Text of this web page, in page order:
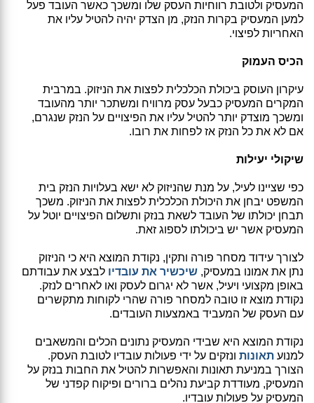
המעסיק ולטובת רווחיות העסק שלו ומשכך כאשר העובד פעל
למען המעסיק בקרות הנזק, מן הצדק יהיה להטיל עליו את
האחריות לפיצוי.
הכיס העמוק
עיקרון העוסק ביכולת הכלכלית לפצות את הניזוק. במרבית
המקרים המעסיק כבעל עסק מרוויח ומשתכר יותר מהעובד
ומשכך מוצדק יותר להטיל עליו את הפיצויים על הנזק שנגרם,
אם לא את כל הנזק אז לפחות את רובו.
שיקולי יעילות
כפי שציינו לעיל, על מנת שהניזוק לא ישא בעלויות הנזק בית
המשפט יבחן את היכולת הכלכלית לפצות את הניזוק. משכך
תבחן יכולתו של העובד לשאת בנזק ותשלום הפיצויים יוטל על
המעסיק אשר יש ביכולתו לספוג זאת.
לצורך עידוד מסחר פורה ותקין, נקודת המוצא היא כי הניזוק
נתן את אמונו במעסיק, שיכשיר את עובדיו לבצע את עבודתם
באופן מקצועי ויעיל, אשר לא יגרום לעסק ואו לאחרים לנזק.
נקודת מוצא זו טובה למסחר פורה שהרי לקוחות מתקשרים
עם העסק של המעביד באמצעות העובדים.
נקודת המוצא היא שבידי המעסיק נתונים הכלים והמשאבים
למנוע תאונות ונזקים על ידי פעולות עובדיו לטובת העסק.
הצורך במניעת תאונות והאפשרות להטיל את החבות בנזק על
המעסיק, מעודדת קביעת נהלים ברורים ופיקוח קפדני של
המעסיק על פעולות עובדיו.